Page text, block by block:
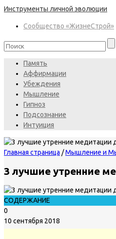
Инструменты личной эволюции
Сообщество «ЖизнеСтрой»
Память
Аффирмации
Убеждения
Мышление
Гипноз
Подсознание
Интуиция
Главная страница /Мышление и
3 лучшие утренние
СОДЕРЖАНИЕ
0
10 сентября 2018